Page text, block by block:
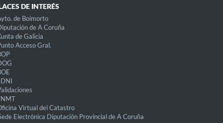
DE INTERÉS
de Boimorto
de A Coruña
de Galicia
Acceso Gral.
Virtual del Catastro
Electrónica Diputación Provincial de A Coruña